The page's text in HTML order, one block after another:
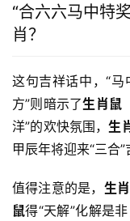
“合六六马中特
肖？
这句吉祥话中，“
方”则暗示了生肖鼠
洋”的欢快氛围，生
甲辰年将迎来“三合
值得注意的是， 生
鼠得“天解”化解是非